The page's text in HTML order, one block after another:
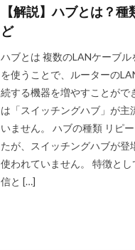
【解説】ハブとは？
ど
ハブとは 複数のLANケーブ
を使うことで、ルーターの
続する機器を増やすことがで
は「スイッチングハブ」が主
いません。 ハブの種類 リピ
たが、スイッチングハブが
使われていません。 特徴と
信と […]